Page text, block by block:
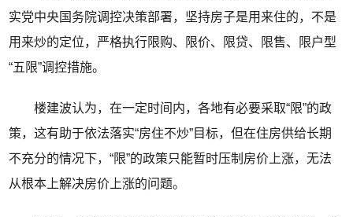
实党中央国务院调控决策部署，坚持房子是用来住的，不是
用来炒的定位，严格执行限购、限价、限贷、限售、限户型
“五限”调控措施。
楼建波认为，在一定时间内，各地有必要采取“限”的政
策，这有助于依法落实“房住不炒”目标，但在住房供给长期
不充分的情况下，“限”的政策只能暂时压制房价上涨，无法
从根本上解决房价上涨的问题。